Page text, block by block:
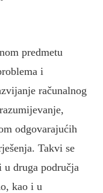
predmetu
i
računalnog
odgovarajućih
Takvi se
druga područja
kao i u